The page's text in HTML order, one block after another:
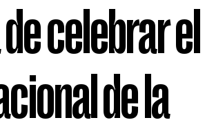
celebrar el
de la